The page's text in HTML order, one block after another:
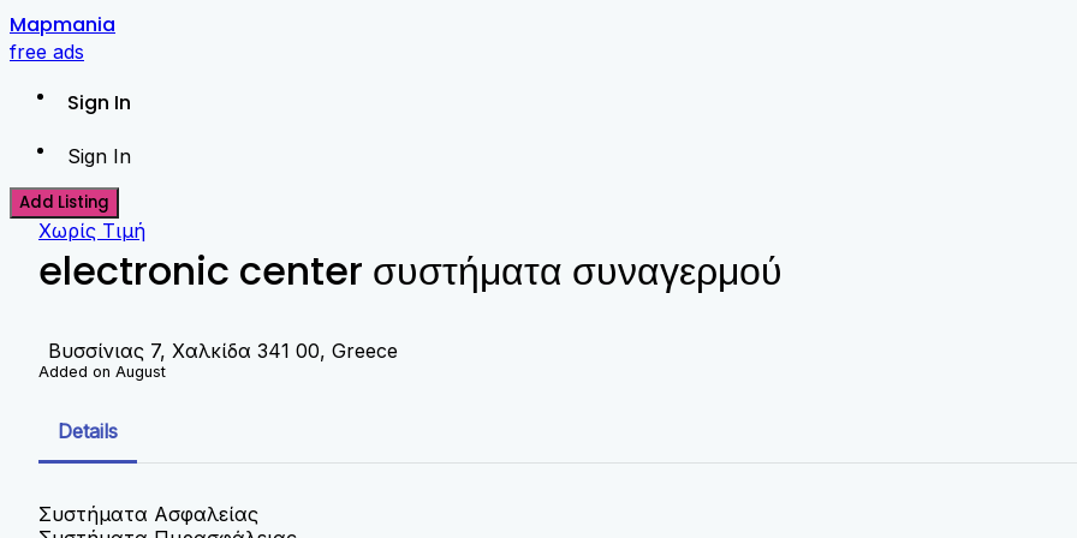
Skip
to
content
Mapmania
free ads
Sign In
Sign In
Add Listing
Χωρίς Τιμή
electronic center συστήματα συναγερμού
Βυσσίνιας 7, Χαλκίδα 341 00, Greece
Added on August
Details
Συστήματα Ασφαλείας